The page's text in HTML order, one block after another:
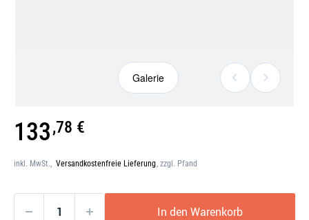
Galerie
öffnen
Galerie
133,78 €
inkl. MwSt., Versandkostenfreie Lieferung, zzgl. Pfand
In den Warenkorb